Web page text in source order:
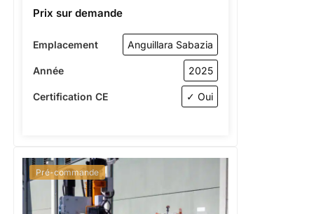
Prix sur demande
Emplacement Anguillara Sabazia
Année 2025
Certification CE ✓ Oui
Pré-commande